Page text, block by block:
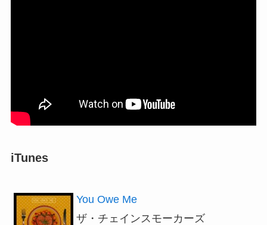
iTunes
You Owe Me
ザ・チェインスモーカーズ